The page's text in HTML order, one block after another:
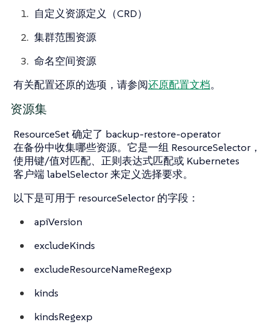
自定义资源定义（CRD）
集群范围资源
命名空间资源
有关配置还原的选项，请参阅还原配置文档。
资源集
ResourceSet 确定了 backup-restore-operator
在备份中收集哪些资源。它是一组 ResourceSelector，
使用键/值对匹配、正则表达式匹配或 Kubernetes
客户端 labelSelector 来定义选择要求。
以下是可用于 resourceSelector 的字段：
apiVersion
excludeKinds
excludeResourceNameRegexp
kinds
kindsRegexp